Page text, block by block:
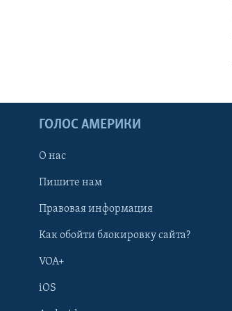
ГОЛОС АМЕРИКИ
О нас
Пишите нам
Правовая информация
Как обойти блокировку сайта?
VOA+
iOS